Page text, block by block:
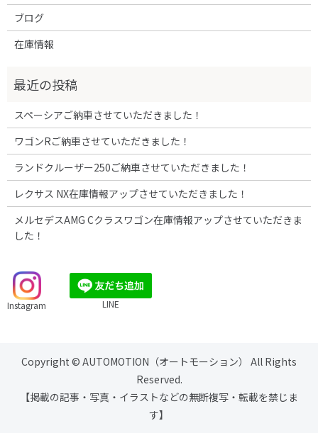
ブログ
在庫情報
スペーシアご納車させていただきました！
ワゴンRご納車させていただきました！
ランドクルーザー250ご納車させていただきました！
レクサス NX在庫情報アップさせていただきました！
メルセデスAMG Cクラスワゴン在庫情報アップさせていただきま
した！
Instagram LINE
Copyright © AUTOMOTION（オートモーション） All Rights
Reserved.
【掲載の記事・写真・イラストなどの無断複写・転載を禁じま
す】